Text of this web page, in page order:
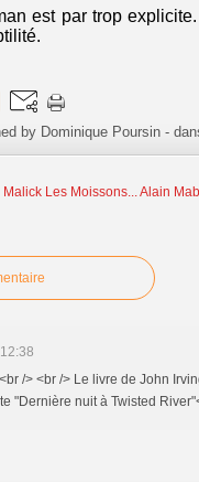
est par trop
by Dominique Poursin -
Malick Les Moissons...Alain
/> <br /> Le livre de John
"Dernière nuit à Twisted